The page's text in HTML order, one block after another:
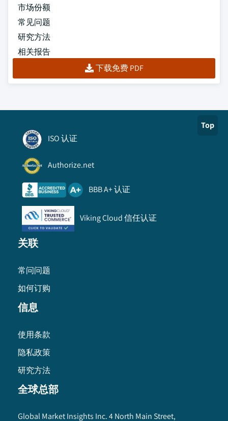
市场份额
常见问题
研究方法
相关报告
下载免费 PDF
Top
ISO 认证
Authorize.net
BBB A+ 认证
Viking Cloud 信任认证
关联
常问问题
如何订购
信息
使用条款
隐私政策
研究方法
全球总部
Global Market Insights Inc. 4 North Main Street,